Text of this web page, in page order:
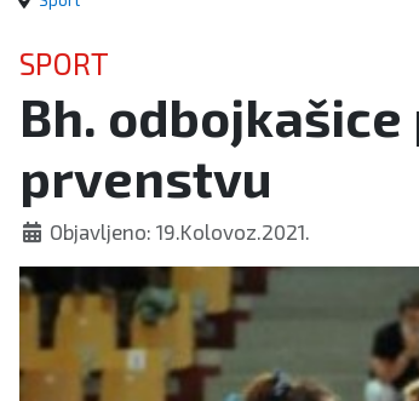
SPORT
Bh.
prvenstvu
Objavljeno: 19.Kolovoz.2021.